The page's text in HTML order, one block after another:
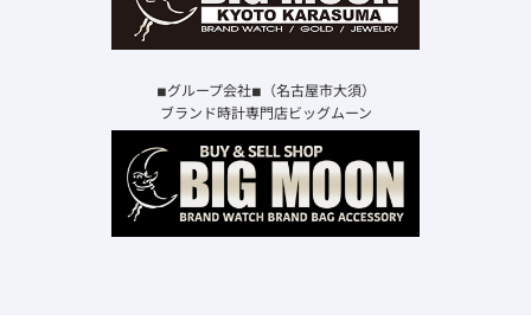
◾︎グループ会社◾︎（名古屋市大須）
ブランド時計専門店ビッグムーン